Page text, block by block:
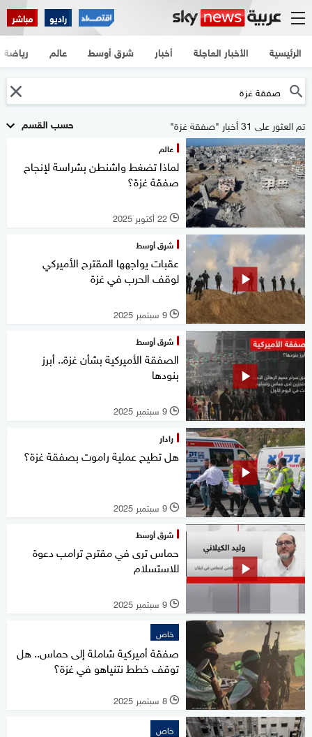
راديو مباشر
الرئيسية الأخبار العاجلة أخبار شرق أوسط عالم رياضة
حسب القسم تم العثور على 31 أخبار "صفقة غزة"
عالم
لماذا تضغط واشنطن بشراسة لإنجاح
صفقة غزة؟
l 22 أكتوبر 2025
شرق أوسط
عقبات يواجهها المقترح الأميركي
لوقف الحرب في غزة
l 9 سبتمبر 2025
شرق أوسط
الصفقة الأميركية بشأن غزة.. أبرز
بنودها
l 9 سبتمبر 2025
رادار
هل تطيح عملية راموت بصفقة غزة؟
l 9 سبتمبر 2025
شرق أوسط
حماس ترى في مقترح ترامب دعوة
للاستسلام
l 9 سبتمبر 2025
خاص
صفقة أميركية شاملة إلى حماس.. هل
توقف خطط نتنياهو في غزة؟
l 8 سبتمبر 2025
خاص